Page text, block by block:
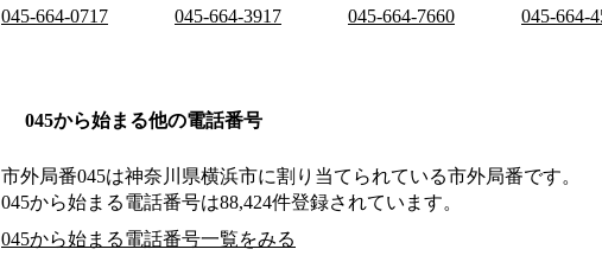
045-664-0717
045-664-3917 045-664-7660 045-664-
045から始まる他の電話番号
市外局番045は神奈川県横浜市に割り当てられている市外局番です。
045から始まる電話番号は88,424件登録されています。
045から始まる電話番号一覧をみる